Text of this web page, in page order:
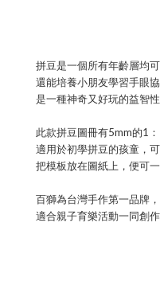
拼豆是一個所有年齡層均
還能培養小朋友學習手眼
是一種神奇又好玩的益智
此款拼豆圖冊有5mm的1 ：
適用於初學拼豆的孩童，
把模板放在圖紙上，便可
百獅為台灣手作第一品牌
適合親子育樂活動一同創作